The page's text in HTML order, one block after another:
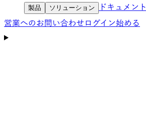
製品 ソリューション ドキュメント
営業へのお問い合わせログイン始める